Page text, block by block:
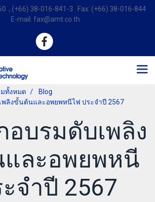
, (+66) 38-016-841-3 Fax: (+66) 38-016-844
E-mail: fax@amt.co.th
ทั้งหมด
Blog
พลิงขั้นต้นและอพยพหนีไฟ ประจำปี 2567
อบรมดับเพลิง
ละอพยพหนี
จำปี 2567